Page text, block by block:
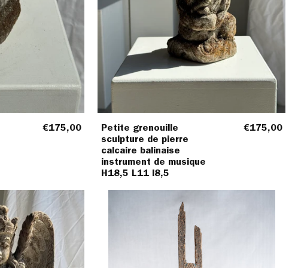
€175,00
l8,5
Petite grenouille
sculpture de pierre
calcaire balinaise
instrument de musique
H18,5 L11 l8,5
€175,00
indonésienne
en
bois
sculpté